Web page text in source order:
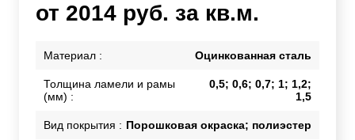
от 2014 руб. за кв.м.
Материал : Оцинкованная сталь
Толщина ламели и рамы
(мм) :
0,5; 0,6; 0,7; 1; 1,2;
1,5
Вид покрытия : Порошковая окраска; полиэстер